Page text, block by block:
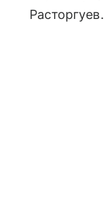
Расторгуев.